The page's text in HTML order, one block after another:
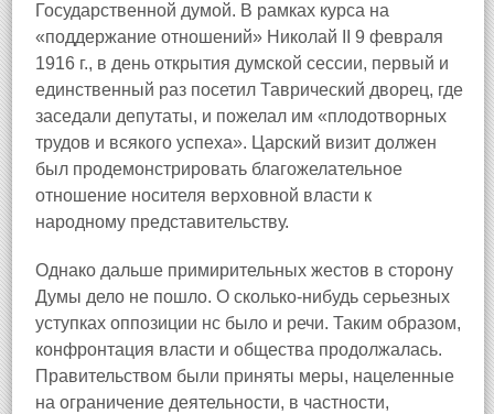
Государственной думой. В рамках курса на
«поддержание отношений» Николай II 9 февраля
1916 г., в день открытия думской сессии, первый и
единственный раз посетил Таврический дворец, где
заседали депутаты, и пожелал им «плодотворных
трудов и всякого успеха». Царский визит должен
был продемонстрировать благожелательное
отношение носителя верховной власти к
народному представительству.
Однако дальше примирительных жестов в сторону
Думы дело не пошло. О сколько-нибудь серьезных
уступках оппозиции нс было и речи. Таким образом,
конфронтация власти и общества продолжалась.
Правительством были приняты меры, нацеленные
на ограничение деятельности, в частности,